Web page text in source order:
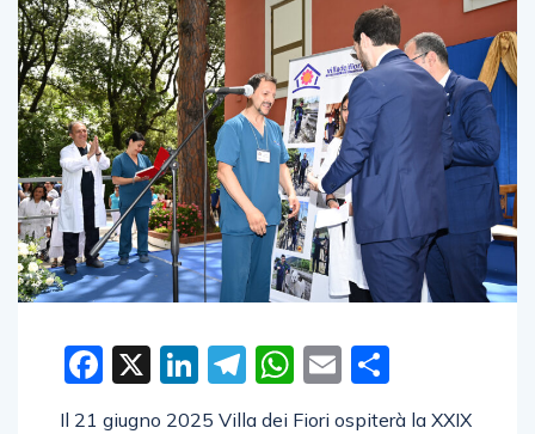
Facebook
X LinkedIn
Telegram
WhatsApp
Email
Il 21 giugno 2025 Villa dei Fiori ospiterà la XXIX